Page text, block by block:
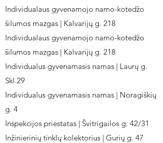
Individualaus gyvenamojo namo-kotedžo
šilumos mazgas | Kalvarijų g. 218
Individualaus gyvenamojo namo-kotedžo
šilumos mazgas | Kalvarijų g. 218
Individualus gyvenamasis namas | Laurų g.
Skl.29
Individualus gyvenamasis namas | Noragiškių
g. 4
Inspekcijos priestatas | Švitrigailos g. 42/31
Inžinierinių tinklų kolektorius | Gurių g. 47